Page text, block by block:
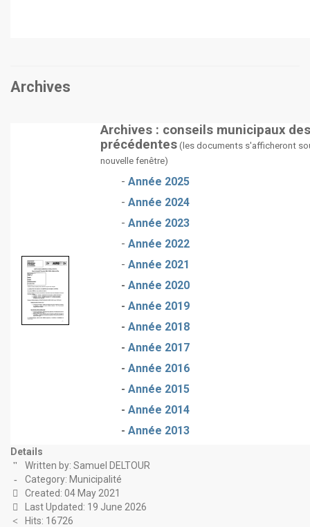
Archives
Archives : conseils municipaux
précédentes (les documents s'afficheront
nouvelle fenêtre)
- Année 2025
- Année 2024
- Année 2023
- Année 2022
- Année 2021
- Année 2020
- Année 2019
- Année 2018
- Année 2017
- Année 2016
- Année 2015
- Année 2014
- Année 2013
Details
Written by: Samuel DELTOUR
Category: Municipalité
Created: 04 May 2021
Last Updated: 19 June 2026
Hits: 16726